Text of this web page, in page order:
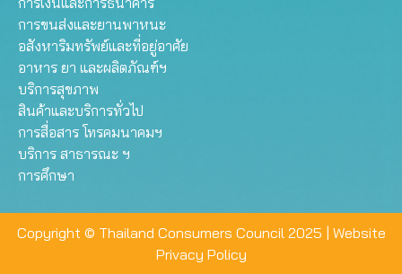
การขนส่งและยานพาหนะ
อสังหาริมทรัพย์และที่อยู่อาศัย
อาหาร ยา และผลิตภัณฑ์ฯ
บริการสุขภาพ
สินค้าและบริการทั่วไป
การสื่อสาร โทรคมนาคมฯ
บริการ สาธารณะ ฯ
การศึกษา
Copyright © Thailand Consumers Council 2025 | Website
Privacy Policy